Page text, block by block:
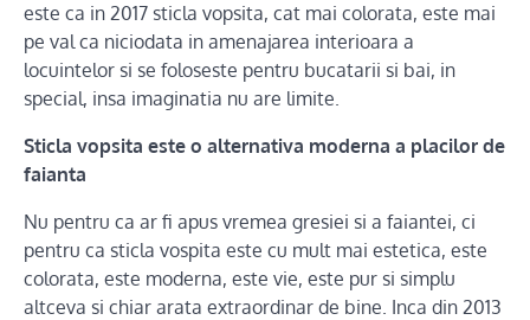
este ca in 2017 sticla vopsita, cat mai colorata, este mai
pe val ca niciodata in amenajarea interioara a
locuintelor si se foloseste pentru bucatarii si bai, in
special, insa imaginatia nu are limite.
Sticla vopsita este o alternativa moderna a placilor de
faianta
Nu pentru ca ar fi apus vremea gresiei si a faiantei, ci
pentru ca sticla vospita este cu mult mai estetica, este
colorata, este moderna, este vie, este pur si simplu
altceva si chiar arata extraordinar de bine. Inca din 2013